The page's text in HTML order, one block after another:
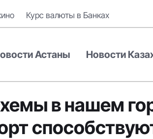
Курс валюты в Банках
Астаны Новости
в нашем